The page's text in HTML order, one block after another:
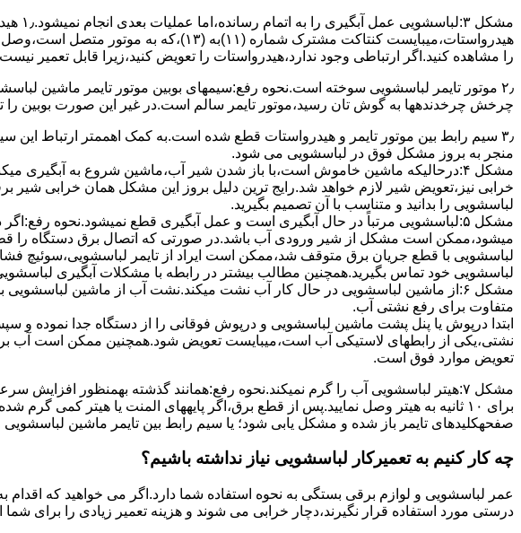
مشکل
ﻫﯿﺪرواﺳﺘﺎت،میبایست ﮐﻨﺘﺎﮐﺖ ﻣﺸﺘﺮک شماره
را ﻣﺸﺎﻫﺪه کنید.اﮔﺮ ارﺗﺒﺎطی وجود ندارد،ﻫﯿﺪرواﺳﺘﺎت را ﺗﻌﻮﯾﺾ ﮐﻨﯿﺪ،زﯾﺮا قابل ﺗﻌﻤﯿﺮ
ﭼﺮﺧﺶ چرخدندهها به گوش تان رﺳﯿﺪ،ﻣﻮﺗﻮر ﺗﺎﯾﻤﺮ ﺳﺎﻟﻢ اﺳﺖ.در ﻏﯿﺮ اﯾﻦ ﺻﻮرت ﺑﻮﺑﯿﻦ را
۳٫ ﺳﯿﻢ راﺑﻂ ﺑﯿﻦ ﻣﻮﺗﻮر ﺗﺎﯾﻤﺮ و ﻫﯿﺪرواﺳﺘﺎت ﻗﻄﻊ ﺷﺪه اﺳﺖ.به کمک اهممتر ارﺗﺒﺎط
ﻣﻨﺠﺮ ﺑﻪ ﺑﺮوز مشکل ﻓﻮق در لباسشویی می شود.
مشکل ۴:درحالیکه ﻣﺎﺷﯿﻦ ﺧﺎﻣﻮش اﺳﺖ،ﺑﺎ ﺑﺎز ﺷﺪن ﺷﯿﺮ آب،ﻣﺎﺷﯿﻦ ﺷﺮوع ﺑﻪ آﺑﮕﯿﺮی
خرابی نیز،تعویض شیر لازم خواهد شد.رایج ترین دلیل بروز این مشکل همان خرابی شیر
لباسشویی را بدانید و متناسب با آن تصمیم بگیرید.
مشکل ۵:لباسشویی مرتباً در ﺣﺎل آﺑﮕﯿﺮی اﺳﺖ و ﻋﻤﻞ آﺑﮕﯿﺮی ﻗﻄﻊ نمیشود.نحوه
میشود،ممکن است مشکل از شیر ورودی آب باشد.در صورتی که اتصال برق دستگاه را
لباسشویی با قطع جریان برق متوقف شد،ممکن است ایراد از تایمر لباسشویی،سوئیچ
لباسشویی خود تماس بگیرید.همچنین مطالب بیشتر در رابطه با مشکلات آبگیری لباسشویی
مشکل ۶:از ﻣﺎﺷﯿﻦ لباسشویی در ﺣﺎل ﮐﺎر آب ﻧﺸﺖ میکند.نشت آب از ماشین
متفاوت برای رفع نشتی آب.
ابتدا درپوش یا پنل ﭘﺸﺖ ﻣﺎﺷﯿﻦ لباسشویی و درپوش ﻓﻮﻗﺎﻧﯽ را از دستگاه ﺟﺪا
نشتی،ﯾﮑﯽ از رابطهای ﻻﺳﺘﯿﮑﯽ آب اﺳﺖ،میبایست ﺗﻌﻮﯾﺾ شود.همچنین ﻣﻤﮑﻦ اﺳﺖ آب
ﺗﻌﻮﯾﺾ ﻣﻮارد ﻓﻮق اﺳﺖ.
برای ۱۰ ﺛﺎﻧﯿﻪ ﺑﻪ ﻫﯿﺘﺮ وصل نمایید.ﭘﺲ از ﻗﻄﻊ ﺑﺮق،اﮔﺮ پایههای اﻟﻤﻨﺖ یا هیتر
صفحهکلیدهای ﺗﺎﯾﻤﺮ باز شده و مشکل یابی شود؛ ﯾﺎ ﺳﯿﻢ راﺑﻂ ﺑﯿﻦ ﺗﺎﯾﻤﺮ ماشین
چه کار کنیم به تعمیرکار لباسشویی نیاز نداشته باشیم؟
عمر لباسشویی و لوازم برقی بستگی به نحوه استفاده شما دارد.اگر می خواهید که
درستی مورد استفاده قرار نگیرند،دچار خرابی می شوند و هزینه تعمیر زیادی را برای شما ایجاد می کنند.در ادامه ۵ راه حل برای بالا بردن